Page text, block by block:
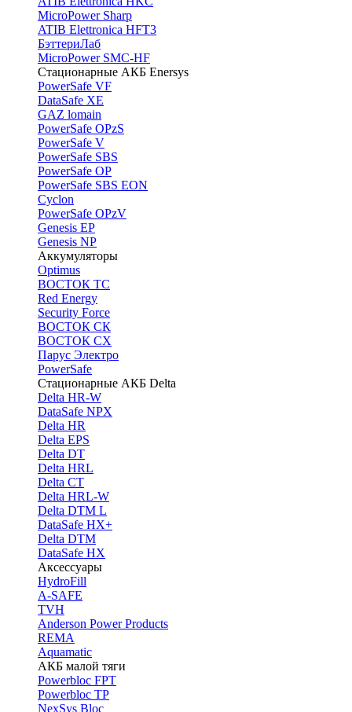
MicroPower Sharp
ATIB Elettronica HFT3
БэттериЛаб
MicroPower SMC-HF
Стационарные АКБ Enersys
PowerSafe VF
DataSafe XE
GAZ lomain
PowerSafe OPzS
PowerSafe V
PоwerSafe SBS
PowerSafe OP
PоwerSafe SBS EON
Cyclon
PowerSafe OPzV
Genesis EP
Genesis NP
Аккумуляторы
Optimus
ВОСТОК ТС
Red Energy
Security Force
ВОСТОК СК
ВОСТОК СХ
Парус Электро
PowerSafe
Стационарные АКБ Delta
Delta HR-W
DataSafe NPX
Delta HR
Delta EPS
Delta DT
Delta HRL
Delta CT
Delta HRL-W
Delta DTM L
DataSafe HX+
Delta DTM
DataSafe HX
Аксессуары
HydroFill
A-SAFE
TVH
Anderson Power Products
REMA
Aquamatic
АКБ малой тяги
Powerbloc FPT
Powerbloc TP
NexSys Bloc